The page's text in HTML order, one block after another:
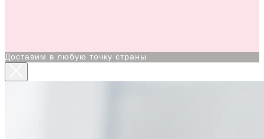
Доставим в любую точку страны